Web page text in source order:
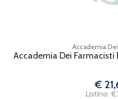
Accademia
Accademia Dei Farmacisti
€
Listino: